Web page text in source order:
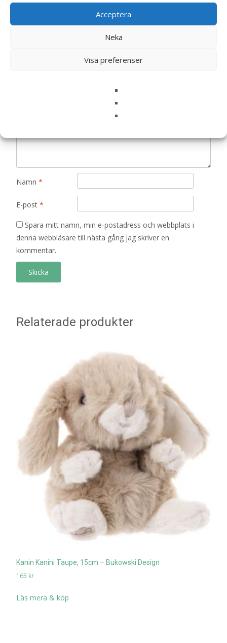
Acceptera
Neka
Visa preferenser
Bli först med att recensera ”Diinglisar
Snuttefilt Special Edition kanin –
Namn *
E-post *
Spara mitt namn, min e-postadress och webbplats i
denna webbläsare till nästa gång jag skriver en
kommentar.
Relaterade produkter
Kanin Kanini Taupe, 15cm – Bukowski Design
165 kr
Läs mera & köp